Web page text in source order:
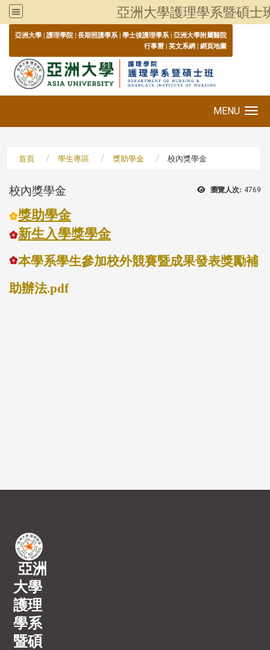
亞洲大學護理學系暨碩士
亞洲大學 | 護理學院 | 長期照護學系 | 學士後護理學系 | 亞洲大學附屬醫院
行事曆 | 英文系網 | 網頁地圖
MENU
首頁 學生專區 獎助學金 校內獎學金
瀏覽人次: 4769
校內獎學金
獎助學金
新生入學獎學金
本學系學生參加校外競賽暨成果發表獎勵補
助辦法.pdf
亞洲
大學
護理
學系
暨碩